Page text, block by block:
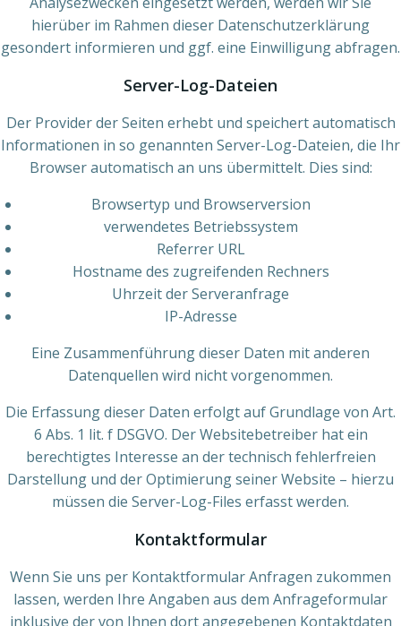
hierüber im Rahmen dieser Datenschutzerklärung
gesondert informieren und ggf. eine Einwilligung abfragen.
Server-Log-Dateien
Der Provider der Seiten erhebt und speichert automatisch
Informationen in so genannten Server-Log-Dateien, die Ihr
Browser automatisch an uns übermittelt. Dies sind:
Browsertyp und Browserversion
verwendetes Betriebssystem
Referrer URL
Hostname des zugreifenden Rechners
Uhrzeit der Serveranfrage
IP-Adresse
Eine Zusammenführung dieser Daten mit anderen
Datenquellen wird nicht vorgenommen.
Die Erfassung dieser Daten erfolgt auf Grundlage von Art.
6 Abs. 1 lit. f DSGVO. Der Websitebetreiber hat ein
berechtigtes Interesse an der technisch fehlerfreien
Darstellung und der Optimierung seiner Website – hierzu
müssen die Server-Log-Files erfasst werden.
Kontaktformular
Wenn Sie uns per Kontaktformular Anfragen zukommen
lassen, werden Ihre Angaben aus dem Anfrageformular
inklusive der von Ihnen dort angegebenen Kontaktdaten